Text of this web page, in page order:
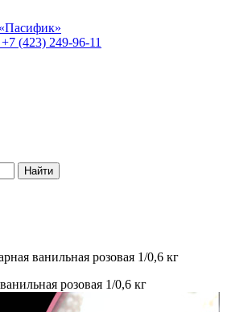
+7 (423) 249-96-11
Найти
ванильная розовая 1/0,6 кг
розовая 1/0,6 кг